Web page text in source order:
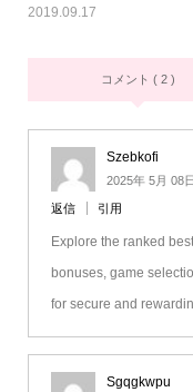
2019.09.17
コメント ( 2 )
Szebkofi
2025年 5月 08日
返信 引用
Explore the ranked
bonuses, game
for secure and
Sgqgkwpu